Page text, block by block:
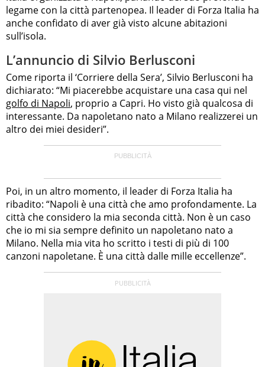
legame con la città partenopea. Il leader di Forza Italia ha
anche confidato di aver già visto alcune abitazioni
sull’isola.
L’annuncio di Silvio Berlusconi
Come riporta il ‘Corriere della Sera’, Silvio Berlusconi ha
dichiarato: “Mi piacerebbe acquistare una casa qui nel
golfo di Napoli, proprio a Capri. Ho visto già qualcosa di
interessante. Da napoletano nato a Milano realizzerei un
altro dei miei desideri”.
Poi, in un altro momento, il leader di Forza Italia ha
ribadito: “Napoli è una città che amo profondamente. La
città che considero la mia seconda città. Non è un caso
che io mi sia sempre definito un napoletano nato a
Milano. Nella mia vita ho scritto i testi di più di 100
canzoni napoletane. È una città dalle mille eccellenze”.